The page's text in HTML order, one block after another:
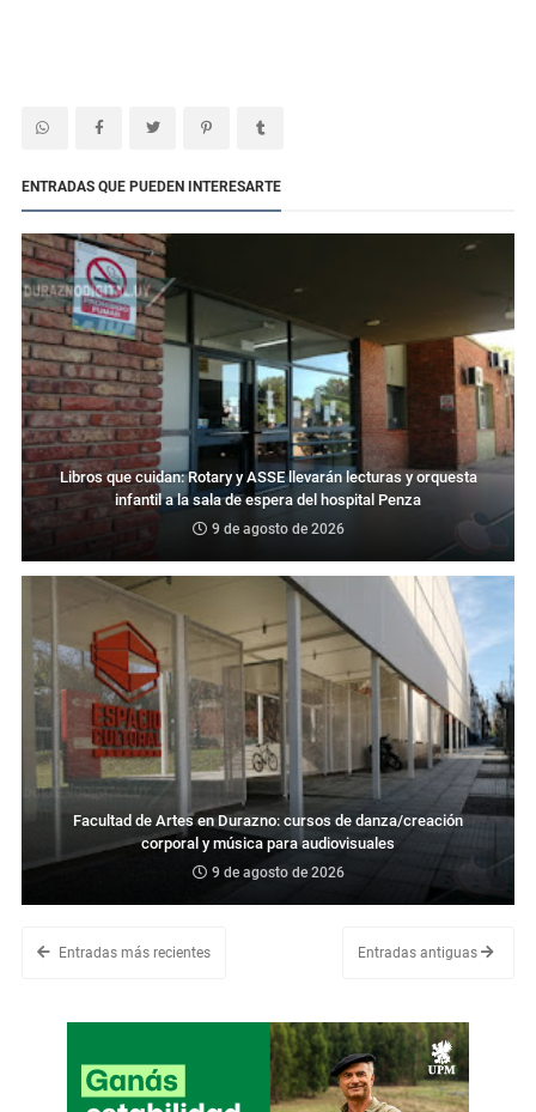
ENTRADAS QUE PUEDEN INTERESARTE
Libros que cuidan: Rotary y ASSE llevarán lecturas y orquesta
infantil a la sala de espera del hospital Penza
9 de agosto de 2026
Facultad de Artes en Durazno: cursos de danza/creación
corporal y música para audiovisuales
9 de agosto de 2026
Entradas más recientes Entradas antiguas